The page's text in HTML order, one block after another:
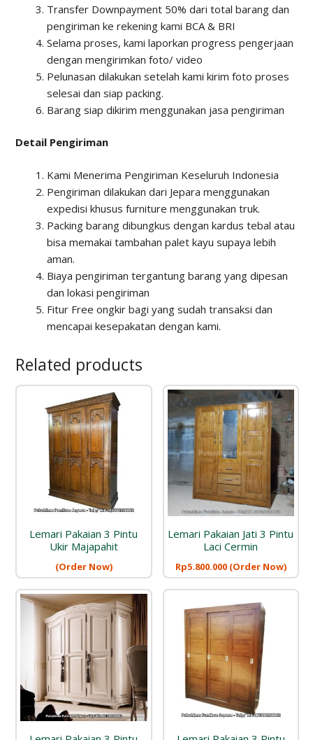
Transfer Downpayment 50% dari total barang dan
pengiriman ke rekening kami BCA & BRI
Selama proses, kami laporkan progress pengerjaan
dengan mengirimkan foto/ video
Pelunasan dilakukan setelah kami kirim foto proses
selesai dan siap packing.
Barang siap dikirim menggunakan jasa pengiriman
Detail Pengiriman
Kami Menerima Pengiriman Keseluruh Indonesia
Pengiriman dilakukan dari Jepara menggunakan
expedisi khusus furniture menggunakan truk.
Packing barang dibungkus dengan kardus tebal atau
bisa memakai tambahan palet kayu supaya lebih
aman.
Biaya pengiriman tergantung barang yang dipesan
dan lokasi pengiriman
Fitur Free ongkir bagi yang sudah transaksi dan
mencapai kesepakatan dengan kami.
Related products
Lemari Pakaian 3 Pintu
Ukir Majapahit
(Order Now)
Lemari Pakaian Jati 3 Pintu
Laci Cermin
Rp5.800.000(Order Now)